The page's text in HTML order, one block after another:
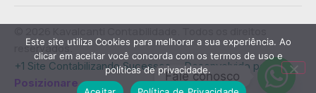
reservados.
+1 Site Contabilizando Sucessos— Desenvolvido por
Posizionare.
Este site utiliza Cookies para melhorar a sua experiência. Ao
clicar em aceitar você concorda com os termos de uso e
políticas de privacidade.
Fale conosco